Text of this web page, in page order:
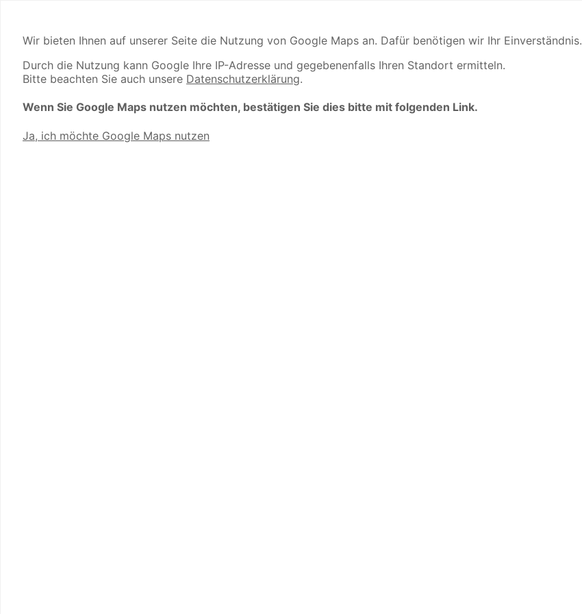
Wir bieten Ihnen auf unserer Seite die Nutzung von Google Maps an. Dafür benötigen wir Ihr Einverständnis.
Durch die Nutzung kann Google Ihre IP-Adresse und gegebenenfalls Ihren Standort ermitteln.
Bitte beachten Sie auch unsere Datenschutzerklärung.
Wenn Sie Google Maps nutzen möchten, bestätigen Sie dies bitte mit folgenden Link.
Ja, ich möchte Google Maps nutzen